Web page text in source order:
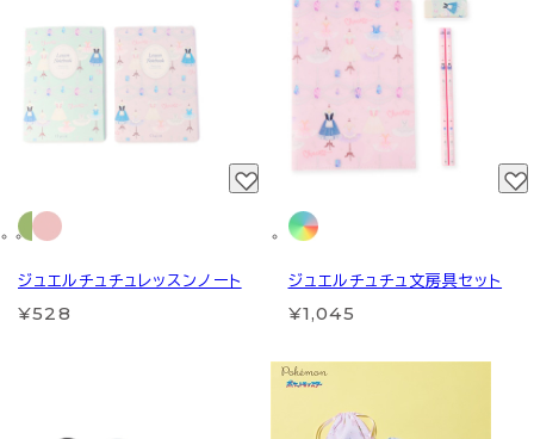
ジュエルチュチュレッスンノート
¥528
ジュエルチュチュ文房具セット
¥1,045